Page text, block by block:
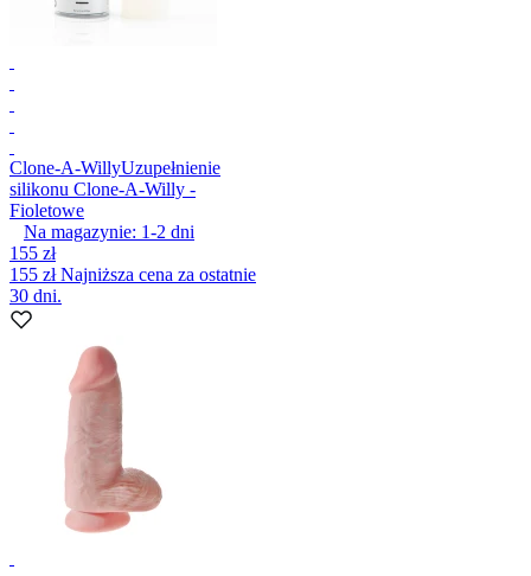
Clone-A-WillyUzupełnienie
silikonu Clone-A-Willy -
Fioletowe
Na magazynie: 1-2 dni
155 zł
155 złNajniższa cena za ostatnie
30 dni.